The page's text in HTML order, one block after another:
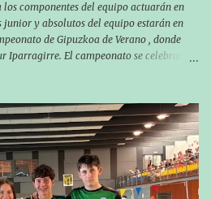
componentes del equipo actuarán en
junior y absolutos del equipo estarán en
de Gipuzkoa de Verano , donde
Iparragirre. El campeonato se celebrará
otro lado, otro grupo pequeño actuará
en el XXIIIº memorial Leire
festiva organizada por el club Igartza.
a las 11:30 habrá pruebas populares
almuerzo para todos y todas las
sobre convocatorias y competiciones la